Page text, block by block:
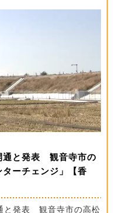
通と発表 観音寺市の
ーチェンジ」【香
と発表 観音寺市の高松